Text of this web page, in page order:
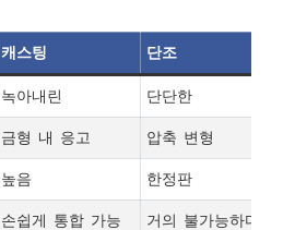
캐스팅 단조
녹아내린 단단한
금형 내 응고 압축 변형
높음 한정판
손쉽게 통합 가능 거의 불가능하다